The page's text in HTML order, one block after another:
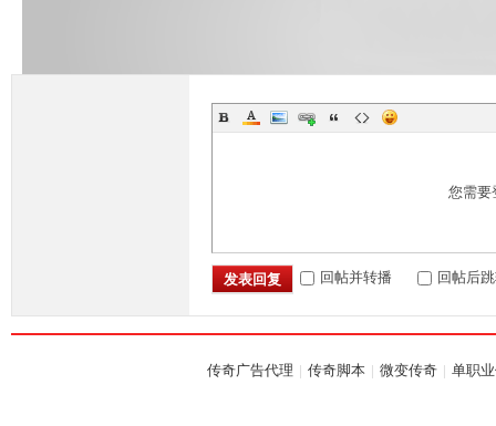
您需要
发表回复 回帖并转播 回帖后
传奇广告代理 | 传奇脚本 | 微变传奇 | 单职